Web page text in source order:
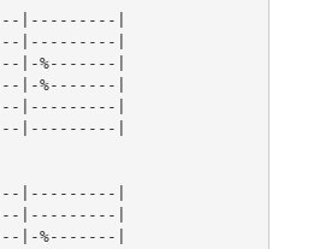
|---------|
|---------|
|-%-------|
|-%-------|
|---------|
|---------|
|---------|
|---------|
|-%-------|